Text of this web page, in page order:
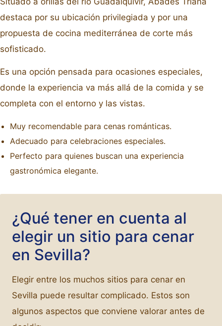
destaca por su ubicación privilegiada y por una
propuesta de cocina mediterránea de corte más
sofisticado.
Es una opción pensada para ocasiones especiales,
donde la experiencia va más allá de la comida y se
completa con el entorno y las vistas.
Muy recomendable para cenas románticas.
Adecuado para celebraciones especiales.
Perfecto para quienes buscan una experiencia
gastronómica elegante.
¿Qué tener en cuenta al
elegir un sitio para cenar
en Sevilla?
Elegir entre los muchos sitios para cenar en
Sevilla puede resultar complicado. Estos son
algunos aspectos que conviene valorar antes de